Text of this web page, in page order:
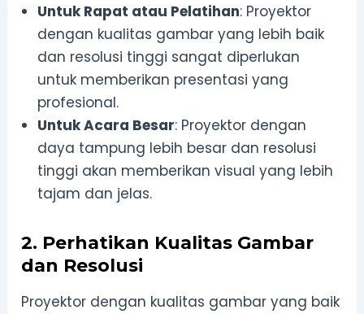
Untuk Rapat atau Pelatihan: Proyektor
dengan kualitas gambar yang lebih baik
dan resolusi tinggi sangat diperlukan
untuk memberikan presentasi yang
profesional.
Untuk Acara Besar: Proyektor dengan
daya tampung lebih besar dan resolusi
tinggi akan memberikan visual yang lebih
tajam dan jelas.
2. Perhatikan Kualitas Gambar
dan Resolusi
Proyektor dengan kualitas gambar yang baik